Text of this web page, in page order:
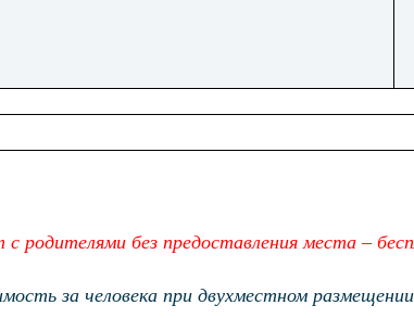
родителями без предоставления места –
за человека при двухместном